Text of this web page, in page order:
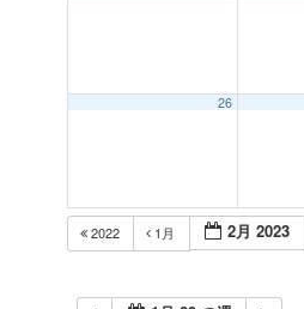
26
2022 1月 2月 2023